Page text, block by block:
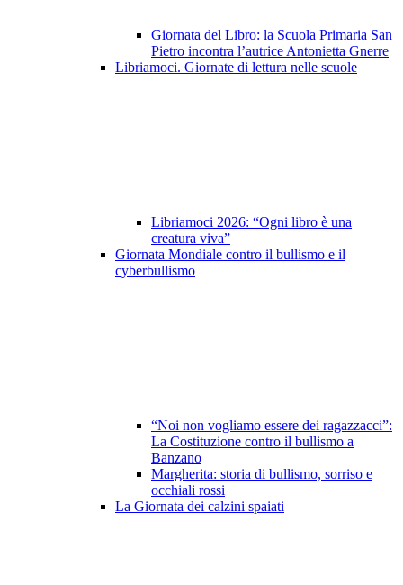
Giornata del Libro: la Scuola Primaria San
Pietro incontra l’autrice Antonietta Gnerre
Libriamoci. Giornate di lettura nelle scuole
Libriamoci 2026: “Ogni libro è una
creatura viva”
Giornata Mondiale contro il bullismo e il
cyberbullismo
“Noi non vogliamo essere dei ragazzacci”:
La Costituzione contro il bullismo a
Banzano
Margherita: storia di bullismo, sorriso e
occhiali rossi
La Giornata dei calzini spaiati